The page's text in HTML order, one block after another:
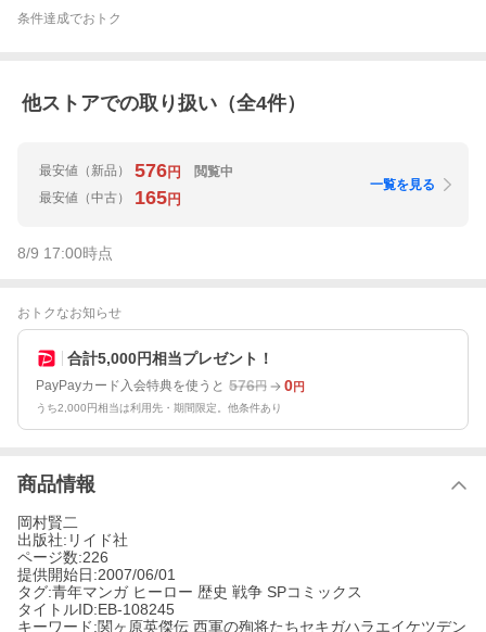
条件達成でおトク
他ストアでの取り扱い（全4件）
最安値 （新品） 576円
閲覧中
最安値 （中古） 165円
一覧を見る
8/9 17:00時点
おトクなお知らせ
合計5,000円相当プレゼント！
PayPayカード入会特典を使うと 576円 0円
うち2,000円相当は利用先・期間限定。他条件あり
商品情報
岡村賢二
出版社:リイド社
ページ数:226
提供開始日:2007/06/01
タグ:青年マンガ ヒーロー 歴史 戦争 SPコミックス
タイトルID:EB-108245
キーワード:関ヶ原英傑伝 西軍の殉将たちセキガハラエイケツデン